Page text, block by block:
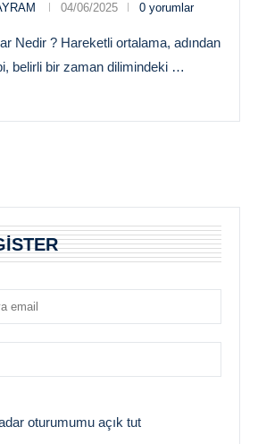
04/06/2025 0 yorumlar
Nedir ? Hareketli ortalama, adından
belirli bir zaman dilimindeki …
oturumumu açık tut